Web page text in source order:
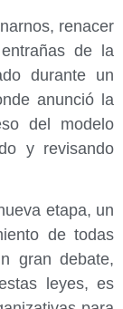
renacer
de la
durante un
anunció la
del modelo
y revisando
etapa, un
de todas
gran debate,
leyes, es